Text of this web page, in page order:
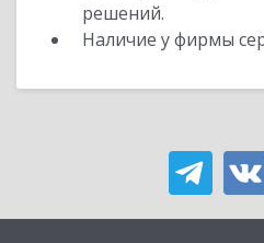
решений.
Наличие у фирмы